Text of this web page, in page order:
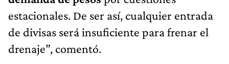
estacionales. De ser así, cualquier entrada
de divisas será insuficiente para frenar el
drenaje”, comentó.